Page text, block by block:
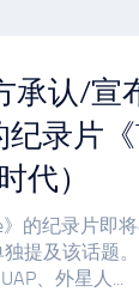
认/宣
录片《
代）
》的纪录片即
提及该话题
、外星人...